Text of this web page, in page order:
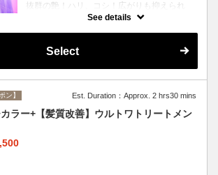
抜群の艶！ハリ、コシ！広がりも抑えられ
る！どんなに傷んだ髪も、鮮やかなハイトー
See details
Select
ン】 Est. Duration：Approx. 2 hrs30 mins
ラー+【髪質改善】ウルトワトリートメン